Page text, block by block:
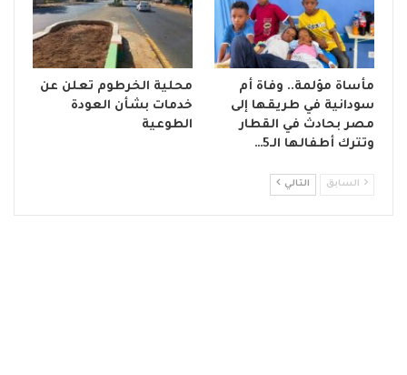
مأساة مؤلمة.. وفاة أم
سودانية في طريقها إلى
مصر بحادث في القطار
وتترك أطفالها الـ5…
محلية الخرطوم تعلن عن
خدمات بشأن العودة
الطوعية
السابق التالي